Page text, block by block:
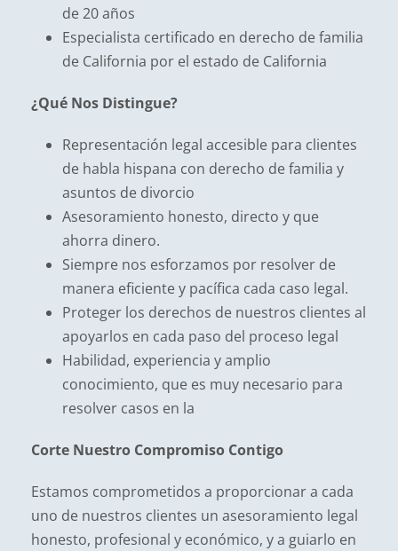
de 20 años
Especialista certificado en derecho de familia
de California por el estado de California
¿Qué Nos Distingue?
Representación legal accesible para clientes
de habla hispana con derecho de familia y
asuntos de divorcio
Asesoramiento honesto, directo y que
ahorra dinero.
Siempre nos esforzamos por resolver de
manera eficiente y pacífica cada caso legal.
Proteger los derechos de nuestros clientes al
apoyarlos en cada paso del proceso legal
Habilidad, experiencia y amplio
conocimiento, que es muy necesario para
resolver casos en la
Corte Nuestro Compromiso Contigo
Estamos comprometidos a proporcionar a cada
uno de nuestros clientes un asesoramiento legal
honesto, profesional y económico, y a guiarlo en